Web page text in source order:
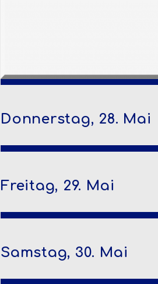
Donnerstag, 28. Mai
Freitag, 29. Mai
Samstag, 30. Mai